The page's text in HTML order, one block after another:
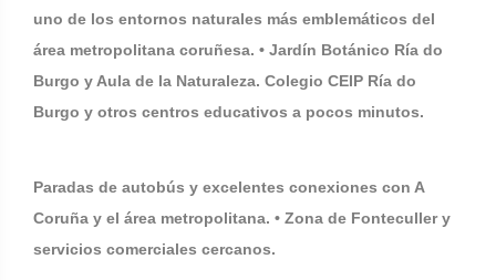
uno de los entornos naturales más emblemáticos del
área metropolitana coruñesa. • Jardín Botánico Ría do
Burgo y Aula de la Naturaleza. Colegio CEIP Ría do
Burgo y otros centros educativos a pocos minutos.
Paradas de autobús y excelentes conexiones con A
Coruña y el área metropolitana. • Zona de Fonteculler y
servicios comerciales cercanos.